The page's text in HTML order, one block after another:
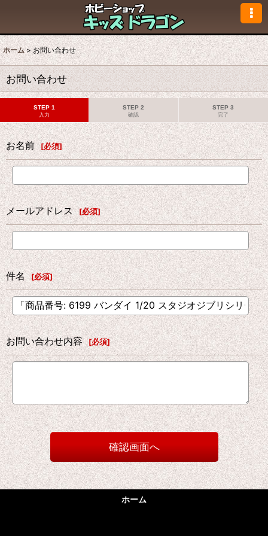
ホーム > お問い合わせ
お問い合わせ
STEP 1
入力
STEP 2
確認
STEP 3
完了
お名前 [必須]
メールアドレス [必須]
件名 [必須]
お問い合わせ内容 [必須]
確認画面へ
ホーム